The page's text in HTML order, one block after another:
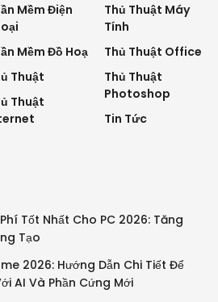
Mềm Điện
Mềm Đồ Hoạ
Thuật
Thuật
Thủ Thuật Máy
Tính
Thủ Thuật Office
Thủ Thuật
Photoshop
Tin Tức
Tốt Nhất Cho PC 2026: Tăng
Tạo
2026: Hướng Dẫn Chi Tiết Để
AI Và Phần Cứng Mới